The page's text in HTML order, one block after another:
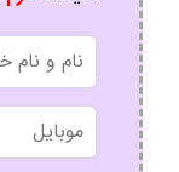
نام
و
نام
خانوادگی
موبایل